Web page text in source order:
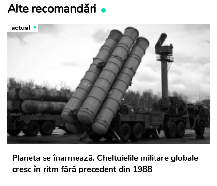
Alte recomandări
actual
Planeta se înarmează. Cheltuielile militare globale
cresc în ritm fără precedent din 1988